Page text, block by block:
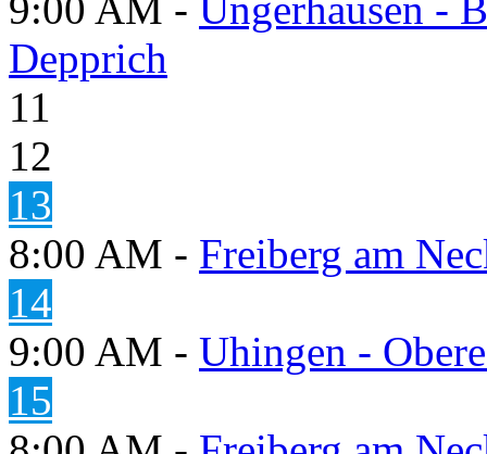
Depprich
11
12
13
8:00 AM - Freiberg am
14
9:00 AM - Uhingen -
15